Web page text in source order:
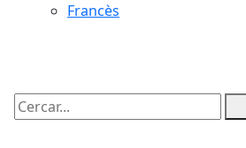
Francès
Cercar: